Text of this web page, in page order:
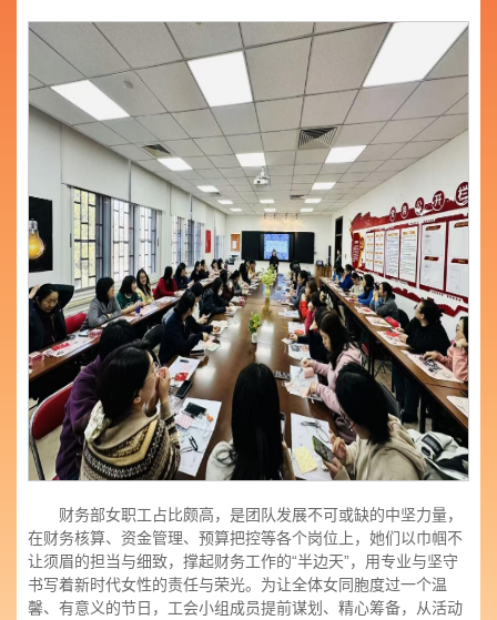
财务部女职工占比颇高，是团队发展不可或缺的中坚力量，
在财务核算、资金管理、预算把控等各个岗位上，她们以巾帼不
让须眉的担当与细致，撑起财务工作的“半边天”，用专业与坚守
书写着新时代女性的责任与荣光。为让全体女同胞度过一个温
馨、有意义的节日，工会小组成员提前谋划、精心筹备，从活动